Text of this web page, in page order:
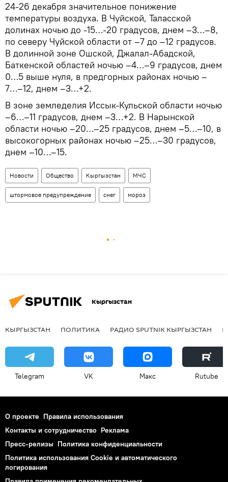
24-26 декабря значительное понижение
температуры воздуха. В Чуйской, Таласской
долинах ночью до -15…-20 градусов, днем –3…–8,
по северу Чуйской области от –7 до –12 градусов.
В долинной зоне Ошской, Джалал-Абадской,
Баткенской областей ночью –4…–9 градусов, днем
0…5 выше нуля, в предгорных районах ночью –
7…–12, днем –3…+2.
В зоне земледелия Иссык-Кульской области ночью
–6…–11 градусов, днем –3…+2. В Нарынской
области ночью –20…–25 градусов, днем –5…–10, в
высокогорных районах ночью –25…–30 градусов,
днем –10…–15.
Новости Общество Кыргызстан МЧС
штормовое предупреждение снег мороз
Кыргызстан
КЫРГЫЗСТАН ПОЛИТИКА РАДИО SPUTNIK КЫРГЫЗСТАН
Telegram VK Макс Rutube
О проекте Правила использования
Контакты и сотрудничество Реклама
Пресс-релизы Политика конфиденциальности
Политика использования Cookie и автоматического
логирования